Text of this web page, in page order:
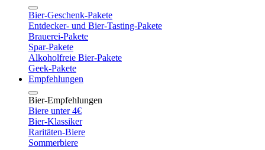
Bier-Geschenk-Pakete
Entdecker- und Bier-Tasting-Pakete
Brauerei-Pakete
Spar-Pakete
Alkoholfreie Bier-Pakete
Geek-Pakete
Empfehlungen
Bier-Empfehlungen
Biere unter 4€
Bier-Klassiker
Raritäten-Biere
Sommerbiere